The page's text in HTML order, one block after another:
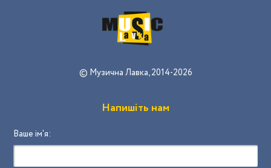
© Музична Лавка, 2014-2026
Напишіть нам
Ваше ім'я: